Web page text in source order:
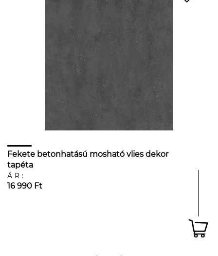
Fekete betonhatású mosható vlies dekor
tapéta
ÁR:
16 990 Ft